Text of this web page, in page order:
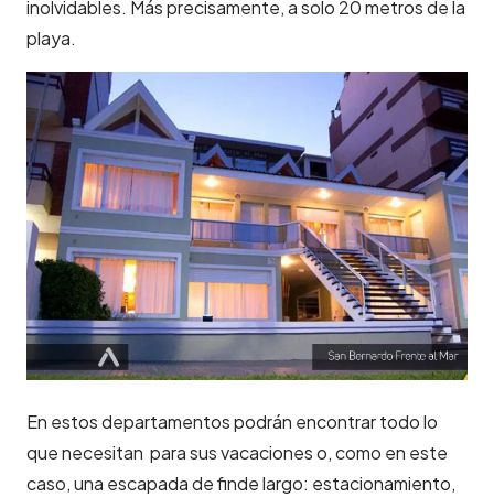
inolvidables. Más precisamente, a solo 20 metros de la
playa.
En estos departamentos podrán encontrar todo lo
que necesitan para sus vacaciones o, como en este
caso, una escapada de finde largo: estacionamiento,